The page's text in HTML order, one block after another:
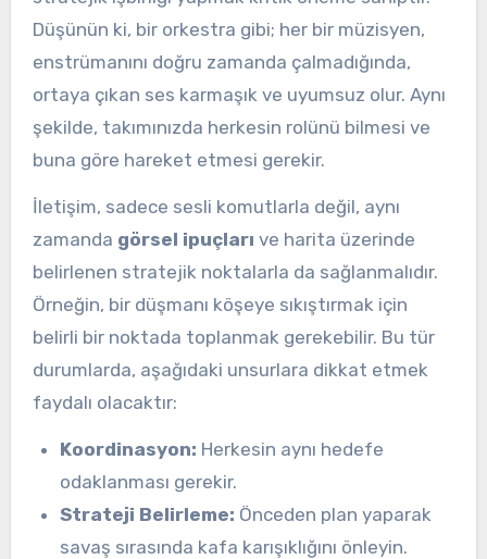
Düşünün ki, bir orkestra gibi; her bir müzisyen,
enstrümanını doğru zamanda çalmadığında,
ortaya çıkan ses karmaşık ve uyumsuz olur. Aynı
şekilde, takımınızda herkesin rolünü bilmesi ve
buna göre hareket etmesi gerekir.
İletişim, sadece sesli komutlarla değil, aynı
zamanda görsel ipuçları ve harita üzerinde
belirlenen stratejik noktalarla da sağlanmalıdır.
Örneğin, bir düşmanı köşeye sıkıştırmak için
belirli bir noktada toplanmak gerekebilir. Bu tür
durumlarda, aşağıdaki unsurlara dikkat etmek
faydalı olacaktır:
Koordinasyon: Herkesin aynı hedefe
odaklanması gerekir.
Strateji Belirleme: Önceden plan yaparak
savaş sırasında kafa karışıklığını önleyin.